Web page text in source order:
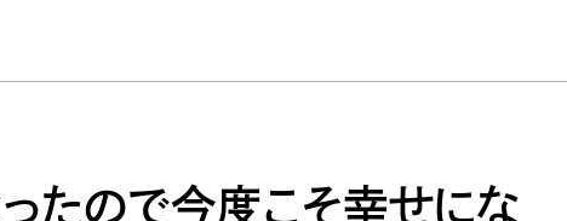
たので今度こそ幸せにな